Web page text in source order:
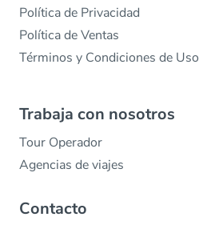
Política de Privacidad
Política de Ventas
Términos y Condiciones de Uso
Trabaja con nosotros
Tour Operador
Agencias de viajes
Contacto